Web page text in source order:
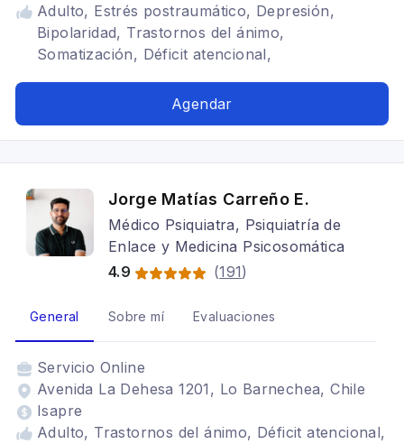
Adulto, Estrés postraumático, Depresión,
Bipolaridad, Trastornos del ánimo,
Somatización, Déficit atencional,
Agendar
Jorge Matías Carreño E.
Médico Psiquiatra, Psiquiatría de
Enlace y Medicina Psicosomática
4.9
(191)
General Sobre mí Evaluaciones
Servicio Online
Avenida La Dehesa 1201, Lo Barnechea, Chile
Isapre
Adulto, Trastornos del ánimo, Déficit atencional,